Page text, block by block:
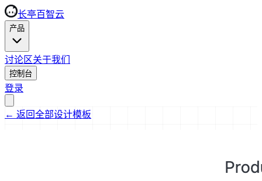
长亭百智云
产品
讨论区关于我们
控制台
登录
← 返回全部设计模板